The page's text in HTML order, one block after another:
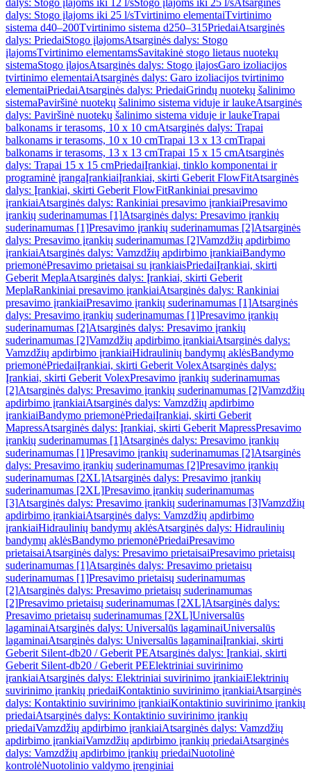
dalys: Stogo įlajoms iki 12 l/sStogo įlajoms iki 25 l/sAtsarginės
dalys: Stogo įlajoms iki 25 l/sTvirtinimo elementaiTvirtinimo
sistema d40–200Tvirtinimo sistema d250–315PriedaiAtsarginės
dalys: PriedaiStogo įlajomsAtsarginės dalys: Stogo
įlajomsTvirtinimo elementamsSavitakinė stogo lietaus nuotekų
sistemaStogo įlajosAtsarginės dalys: Stogo įlajosGaro izoliacijos
tvirtinimo elementaiAtsarginės dalys: Garo izoliacijos tvirtinimo
elementaiPriedaiAtsarginės dalys: PriedaiGrindų nuotekų šalinimo
sistemaPaviršinė nuotekų šalinimo sistema viduje ir laukeAtsarginės
dalys: Paviršinė nuotekų šalinimo sistema viduje ir laukeTrapai
balkonams ir terasoms, 10 x 10 cmAtsarginės dalys: Trapai
balkonams ir terasoms, 10 x 10 cmTrapai 13 x 13 cmTrapai
balkonams ir terasoms, 13 x 13 cmTrapai 15 x 15 cmAtsarginės
dalys: Trapai 15 x 15 cmPriedaiĮrankiai, tinklo komponentai ir
programinė įrangaĮrankiaiĮrankiai, skirti Geberit FlowFitAtsarginės
dalys: Įrankiai, skirti Geberit FlowFitRankiniai presavimo
įrankiaiAtsarginės dalys: Rankiniai presavimo įrankiaiPresavimo
įrankių suderinamumas [1]Atsarginės dalys: Presavimo įrankių
suderinamumas [1]Presavimo įrankių suderinamumas [2]Atsarginės
dalys: Presavimo įrankių suderinamumas [2]Vamzdžių apdirbimo
įrankiaiAtsarginės dalys: Vamzdžių apdirbimo įrankiaiBandymo
priemonėPresavimo prietaisai su įrankiaisPriedaiĮrankiai, skirti
Geberit MeplaAtsarginės dalys: Įrankiai, skirti Geberit
MeplaRankiniai presavimo įrankiaiAtsarginės dalys: Rankiniai
presavimo įrankiaiPresavimo įrankių suderinamumas [1]Atsarginės
dalys: Presavimo įrankių suderinamumas [1]Presavimo įrankių
suderinamumas [2]Atsarginės dalys: Presavimo įrankių
suderinamumas [2]Vamzdžių apdirbimo įrankiaiAtsarginės dalys:
Vamzdžių apdirbimo įrankiaiHidraulinių bandymų aklėsBandymo
priemonėPriedaiĮrankiai, skirti Geberit VolexAtsarginės dalys:
Įrankiai, skirti Geberit VolexPresavimo įrankių suderinamumas
[2]Atsarginės dalys: Presavimo įrankių suderinamumas [2]Vamzdžių
apdirbimo įrankiaiAtsarginės dalys: Vamzdžių apdirbimo
įrankiaiBandymo priemonėPriedaiĮrankiai, skirti Geberit
MapressAtsarginės dalys: Įrankiai, skirti Geberit MapressPresavimo
įrankių suderinamumas [1]Atsarginės dalys: Presavimo įrankių
suderinamumas [1]Presavimo įrankių suderinamumas [2]Atsarginės
dalys: Presavimo įrankių suderinamumas [2]Presavimo įrankių
suderinamumas [2XL]Atsarginės dalys: Presavimo įrankių
suderinamumas [2XL]Presavimo įrankių suderinamumas
[3]Atsarginės dalys: Presavimo įrankių suderinamumas [3]Vamzdžių
apdirbimo įrankiaiAtsarginės dalys: Vamzdžių apdirbimo
įrankiaiHidraulinių bandymų aklėsAtsarginės dalys: Hidraulinių
bandymų aklėsBandymo priemonėPriedaiPresavimo
prietaisaiAtsarginės dalys: Presavimo prietaisaiPresavimo prietaisų
suderinamumas [1]Atsarginės dalys: Presavimo prietaisų
suderinamumas [1]Presavimo prietaisų suderinamumas
[2]Atsarginės dalys: Presavimo prietaisų suderinamumas
[2]Presavimo prietaisų suderinamumas [2XL]Atsarginės dalys:
Presavimo prietaisų suderinamumas [2XL]Universalūs
lagaminaiAtsarginės dalys: Universalūs lagaminaiUniversalūs
lagaminaiAtsarginės dalys: Universalūs lagaminaiĮrankiai, skirti
Geberit Silent-db20 / Geberit PEAtsarginės dalys: Įrankiai, skirti
Geberit Silent-db20 / Geberit PEElektriniai suvirinimo
įrankiaiAtsarginės dalys: Elektriniai suvirinimo įrankiaiElektrinių
suvirinimo įrankių priedaiKontaktinio suvirinimo įrankiaiAtsarginės
dalys: Kontaktinio suvirinimo įrankiaiKontaktinio suvirinimo įrankių
priedaiAtsarginės dalys: Kontaktinio suvirinimo įrankių
priedaiVamzdžių apdirbimo įrankiaiAtsarginės dalys: Vamzdžių
apdirbimo įrankiaiVamzdžių apdirbimo įrankių priedaiAtsarginės
dalys: Vamzdžių apdirbimo įrankių priedaiNuotolinė
kontrolėNuotolinio valdymo įrenginiai